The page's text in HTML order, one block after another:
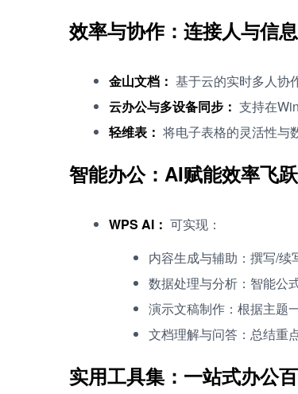
效率与协作：连接人与信息
金山文档： 基于云的实时多人协
云办公与多设备同步： 支持在
轻维表： 将电子表格的灵活性与
智能办公：AI赋能效率飞跃
WPS AI： 可实现：
内容生成与辅助：撰写/续
数据处理与分析：智能公
演示文稿制作：根据主题
文档理解与问答：总结重
实用工具集：一站式办公